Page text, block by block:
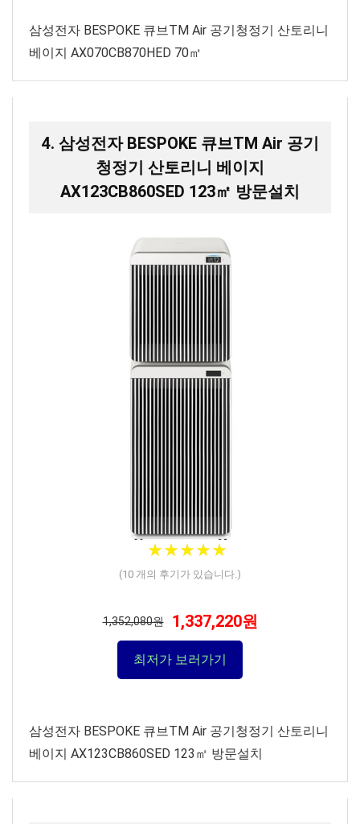
삼성전자 BESPOKE 큐브TM Air 공기청정기 산토리니
베이지 AX070CB870HED 70㎡
4. 삼성전자 BESPOKE 큐브TM Air 공기
청정기 산토리니 베이지
AX123CB860SED 123㎡ 방문설치
★★★★★
★★★★★
(10 개의 후기가 있습니다.)
1,352,080원 1,337,220원
최저가 보러가기
삼성전자 BESPOKE 큐브TM Air 공기청정기 산토리니
베이지 AX123CB860SED 123㎡ 방문설치